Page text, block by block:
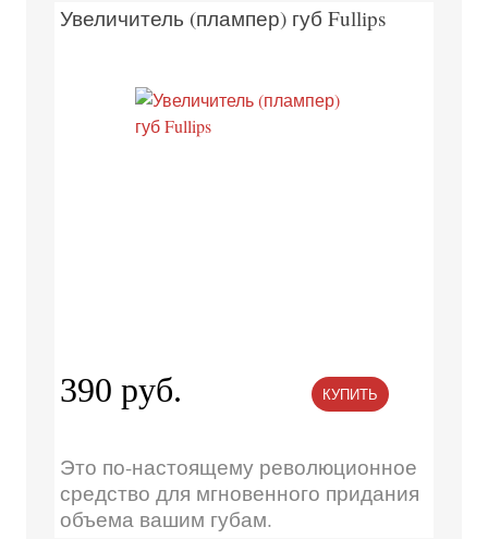
Увеличитель (плампер) губ Fullips
390 руб. КУПИТЬ
Это по-настоящему революционное
средство для мгновенного придания
объема вашим губам.